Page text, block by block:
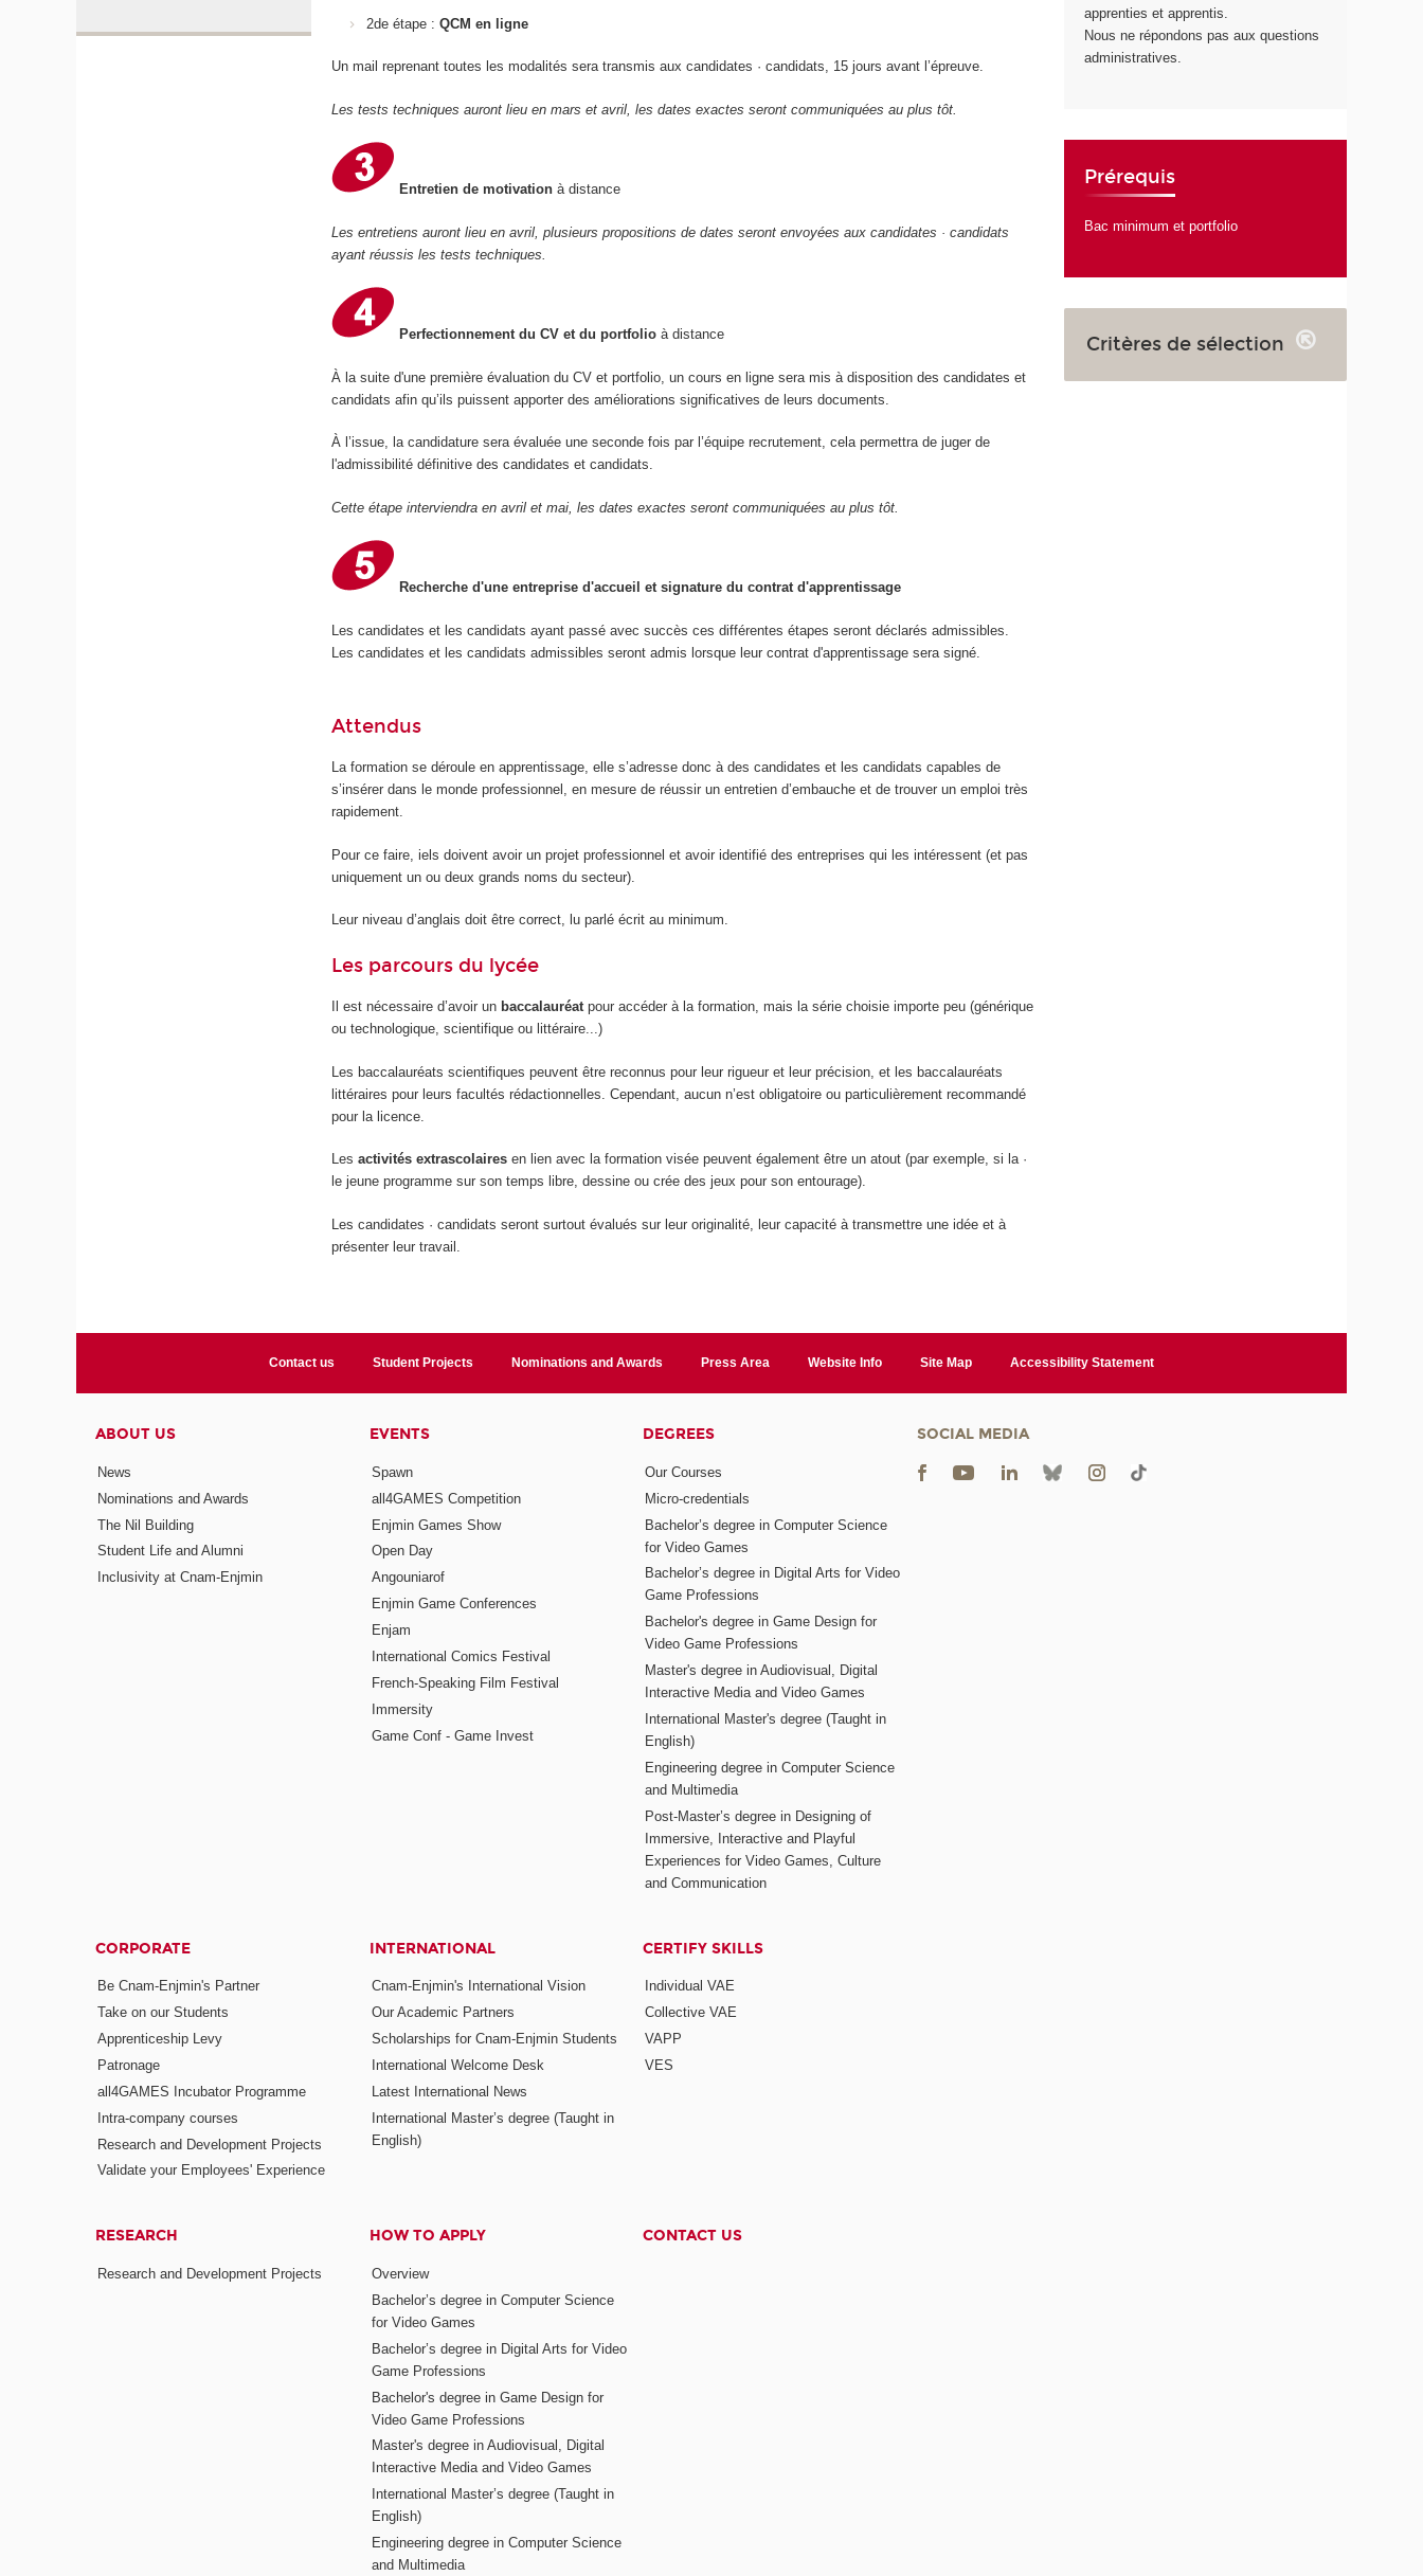
2de étape : QCM en ligne
Un mail reprenant toutes les modalités sera transmis aux candidates · candidats, 15 jours avant l’épreuve.
Les tests techniques auront lieu en mars et avril, les dates exactes seront communiquées au plus tôt.
Entretien de motivationà distance
Les entretiens auront lieu en avril, plusieurs propositions de dates seront envoyées aux candidates · candidats
ayant réussis les tests techniques.
Perfectionnement du CV et du portfolioà distance
À la suite d'une première évaluation du CV et portfolio, un cours en ligne sera mis à disposition des candidates et
candidats afin qu’ils puissent apporter des améliorations significatives de leurs documents.
À l’issue, la candidature sera évaluée une seconde fois par l’équipe recrutement, cela permettra de juger de
l'admissibilité définitive des candidates et candidats.
Cette étape interviendra en avril et mai, les dates exactes seront communiquées au plus tôt.
Recherche d'une entreprise d'accueil et signature du contrat d'apprentissage
Les candidates et les candidats ayant passé avec succès ces différentes étapes seront déclarés admissibles.
Les candidates et les candidats admissibles seront admis lorsque leur contrat d'apprentissage sera signé.
Attendus
La formation se déroule en apprentissage, elle s’adresse donc à des candidates et les candidats capables de
s’insérer dans le monde professionnel, en mesure de réussir un entretien d’embauche et de trouver un emploi très
rapidement.
Pour ce faire, iels doivent avoir un projet professionnel et avoir identifié des entreprises qui les intéressent (et pas
uniquement un ou deux grands noms du secteur).
Leur niveau d’anglais doit être correct, lu parlé écrit au minimum.
Les parcours du lycée
Il est nécessaire d’avoir un baccalauréatpour accéder à la formation, mais la série choisie importe peu (générique
ou technologique, scientifique ou littéraire...)
Les baccalauréats scientifiques peuvent être reconnus pour leur rigueur et leur précision, et les baccalauréats
littéraires pour leurs facultés rédactionnelles. Cependant, aucun n’est obligatoire ou particulièrement recommandé
pour la licence.
Lesactivités extrascolaires en lien avec la formation visée peuvent également être un atout (par exemple, si la ·
le jeune programme sur son temps libre, dessine ou crée des jeux pour son entourage).
Les candidates · candidats seront surtout évalués sur leur originalité, leur capacité à transmettre une idée et à
présenter leur travail.
apprenties et apprentis.
Nous ne répondons pas aux questions
administratives.
Prérequis
Bac minimum et portfolio
Critères de sélection
Contact us Student Projects Nominations and Awards Press Area Website Info Site Map Accessibility Statement
ABOUT US
News
Nominations and Awards
The Nil Building
Student Life and Alumni
Inclusivity at Cnam-Enjmin
EVENTS
Spawn
all4GAMES Competition
Enjmin Games Show
Open Day
Angouniarof
Enjmin Game Conferences
Enjam
International Comics Festival
French-Speaking Film Festival
Immersity
Game Conf - Game Invest
DEGREES
Our Courses
Micro-credentials
Bachelor’s degree in Computer Science
for Video Games
Bachelor’s degree in Digital Arts for Video
Game Professions
Bachelor's degree in Game Design for
Video Game Professions
Master's degree in Audiovisual, Digital
Interactive Media and Video Games
International Master's degree (Taught in
English)
Engineering degree in Computer Science
and Multimedia
Post-Master’s degree in Designing of
Immersive, Interactive and Playful
Experiences for Video Games, Culture
and Communication
CORPORATE
Be Cnam-Enjmin's Partner
Take on our Students
Apprenticeship Levy
Patronage
all4GAMES Incubator Programme
Intra-company courses
Research and Development Projects
Validate your Employees' Experience
INTERNATIONAL
Cnam-Enjmin's International Vision
Our Academic Partners
Scholarships for Cnam-Enjmin Students
International Welcome Desk
Latest International News
International Master’s degree (Taught in
English)
CERTIFY SKILLS
Individual VAE
Collective VAE
VAPP
VES
RESEARCH
Research and Development Projects
HOW TO APPLY
Overview
Bachelor’s degree in Computer Science
for Video Games
Bachelor’s degree in Digital Arts for Video
Game Professions
Bachelor's degree in Game Design for
Video Game Professions
Master's degree in Audiovisual, Digital
Interactive Media and Video Games
International Master’s degree (Taught in
English)
Engineering degree in Computer Science
and Multimedia
CONTACT US
SOCIAL MEDIA